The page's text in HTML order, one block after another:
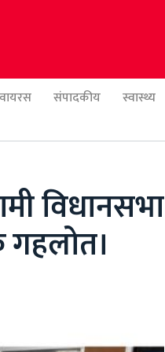
संपादकीय स्वास्थ्य
विधानसभा